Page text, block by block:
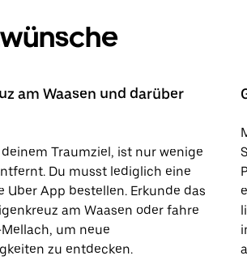
am Waasen und darüber
deinem Traumziel, ist nur wenige
Du musst lediglich eine
Uber App bestellen. Erkunde das
am Waasen oder fahre
um neue
zu entdecken.